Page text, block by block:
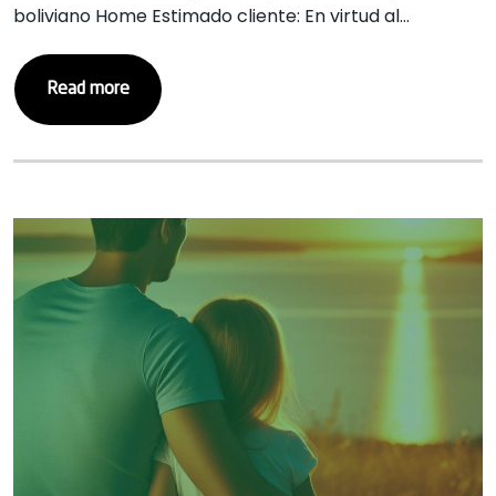
boliviano Home Estimado cliente: En virtud al…
Read more